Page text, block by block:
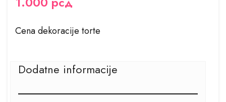
Cena dekoracije torte
Dodatne informacije